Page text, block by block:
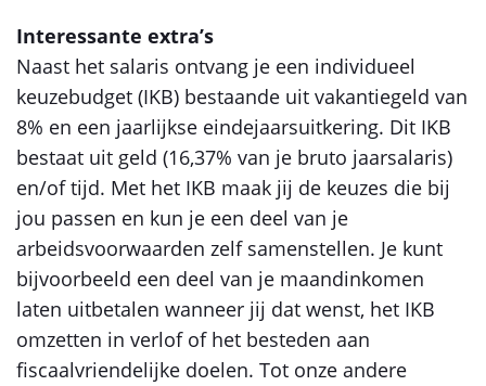
Interessante extra’s
Naast het salaris ontvang je een individueel
keuzebudget (IKB) bestaande uit vakantiegeld van
8% en een jaarlijkse eindejaarsuitkering. Dit IKB
bestaat uit geld (16,37% van je bruto jaarsalaris)
en/of tijd. Met het IKB maak jij de keuzes die bij
jou passen en kun je een deel van je
arbeidsvoorwaarden zelf samenstellen. Je kunt
bijvoorbeeld een deel van je maandinkomen
laten uitbetalen wanneer jij dat wenst, het IKB
omzetten in verlof of het besteden aan
fiscaalvriendelijke doelen. Tot onze andere